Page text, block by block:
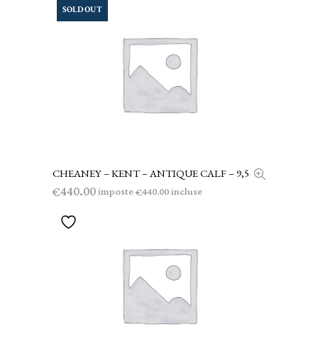
SOLD OUT
LEGGI TUTTO
CHEANEY – KENT – ANTIQUE CALF – 9,5
€440.00imposte€440.00incluse